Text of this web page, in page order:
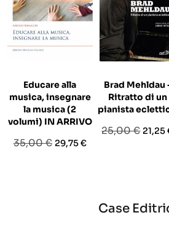
Educare alla
musica, insegnare
la musica (2
volumi) IN ARRIVO
Prezzo
35,00 € Prezzo
29,75 €
Brad Mehldau
Ritratto di un
pianista
Prezzo
25,00 € 21,25
Case